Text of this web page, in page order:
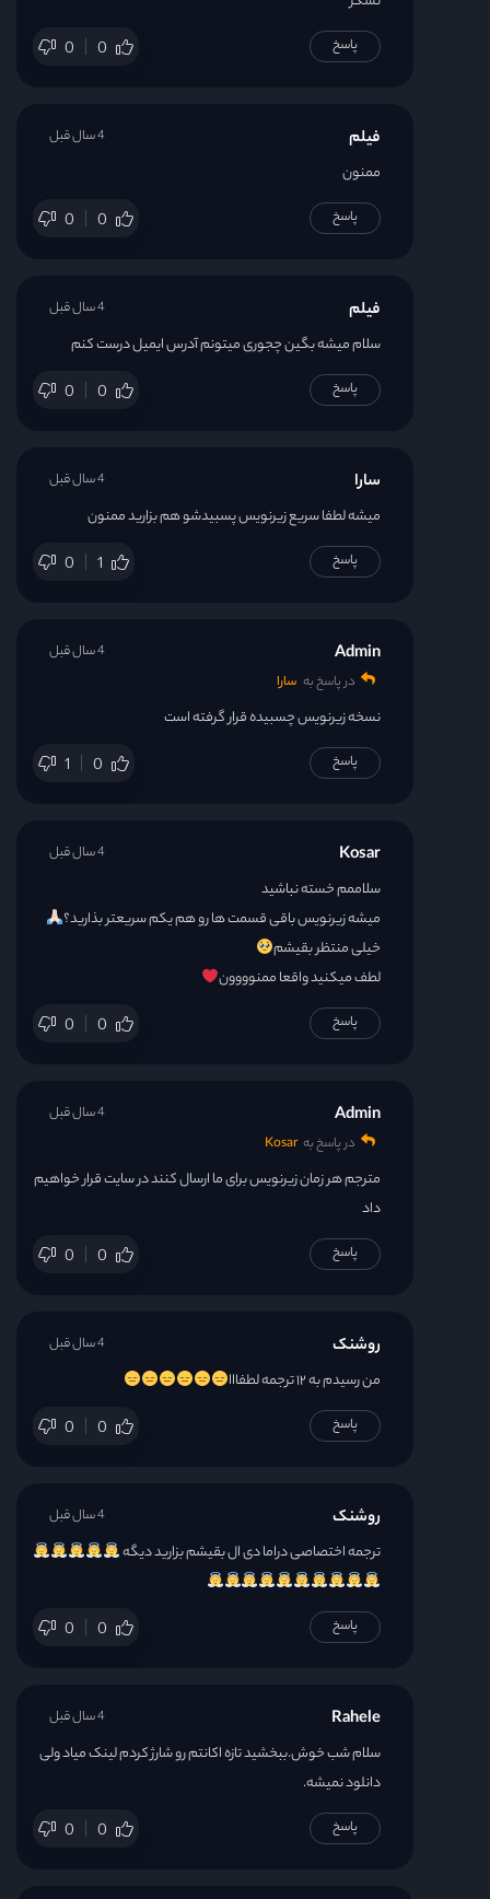
0 0 پاسخ
فیلم
ممنون
0 0
4 سال قبل
پاسخ
فیلم
سلام میشه بگین چجوری میتونم آدرس ایمیل درست کنم
0 0
4 سال قبل
پاسخ
سارا
میشه لطفا سریع زیرنویس پسبیدشو هم بزارید ممنون
0 1
4 سال قبل
پاسخ
Admin
در پاسخ به سارا
نسخه زیرنویس چسبیده قرار گرفته است
1 0
4 سال قبل
پاسخ
Kosar
سلاممم خسته نباشید
میشه زیرنویس باقی قسمت ها رو هم یکم سریعتر بذارید؟
خیلی منتظر بقیشم
لطف میکنید واقعا ممنوووون
0 0
4 سال قبل
پاسخ
Admin
در پاسخ به Kosar
مترجم هر زمان زیرنویس برای ما ارسال کنند در سایت قرار خواهیم
داد
0 0
4 سال قبل
پاسخ
روشنک
من رسیدم به ۱۲ ترجمه لطفااا
0 0
4 سال قبل
پاسخ
روشنک
ترجمه اختصاصی دراما دی ال بقیشم بزارید دیگه
0 0
4 سال قبل
پاسخ
Rahele
سلام شب خوش.ببخشید تازه اکانتم رو شارژ کردم لینک میاد ولی
دانلود نمیشه.
0 0
4 سال قبل
پاسخ